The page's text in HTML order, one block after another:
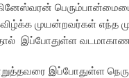
முயன்றவர்கள் எந்த
இப்போதுள்ள
இப்போதுள்ள